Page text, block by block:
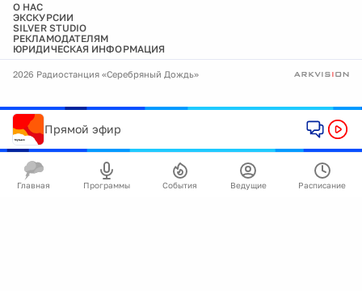
О НАС
ЭКСКУРСИИ
SILVER STUDIO
РЕКЛАМОДАТЕЛЯМ
ЮРИДИЧЕСКАЯ ИНФОРМАЦИЯ
2026 Радиостанция «Серебряный Дождь»
Прямой эфир
Главная Программы События Ведущие Расписание